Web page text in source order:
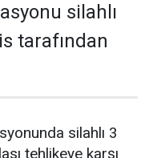
silahlı
tarafından
silahlı 3
tehlikeye karşı